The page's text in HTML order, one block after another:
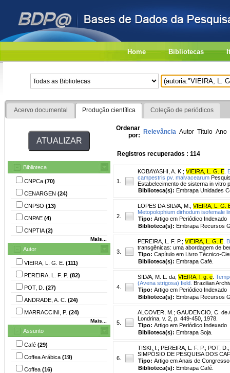
Home Bibliotecas
Acervo documental Produção científica Coleção de periódicos
Biblioteca
CNPCa (70)
CENARGEN (24)
CNPSO (13)
CNPAE (4)
CNPTIA(2)
Mais...
Autor
VIEIRA, L. G. E. (111)
PEREIRA, L. F. P. (82)
POT, D. (27)
ANDRADE, A. C. (24)
MARRACCINI, P. (24)
Mais...
Assunto
Café (29)
Coffea Arábica (19)
Coffea (16)
Ordenar
por: Relevância Autor Título Ano
Registros recuperados : 114
1.
KOBAYASHI, A. K. ; VIEIRA, L. G. E
campestris pv. malvacearum
Estabelecimento de sisterna in vitro
Biblioteca(s): Embrapa Unidades
2.
LOPES DA SILVA, M. ; VIEIRA, L. G.
Metopolophium dirhodum isofemale
Tipo: Artigo em Periódico Indexado
Biblioteca(s): Embrapa Recursos
3.
PEREIRA, L. F. P. ; VIEIRA, L. G. E
transgênicas: uma abordagem de
Tipo: Capítulo em Livro Técnico-
Biblioteca(s): Embrapa Café.
4.
SILVA, M. L. da; VIEIRA, l. g. e
(Avena strigosa) field. Brazilian
Tipo: Artigo em Periódico Indexado
Biblioteca(s): Embrapa Recursos
5.
ALCOVER, M. ; GAUDENCIO, C. de
Londrina, v. 2, p. 449-450, 1978.
Tipo: Artigo em Periódico Indexado
Biblioteca(s): Embrapa Soja.
6.
TISKI, I. ; PEREIRA, L. F. P. ; POT, D.
SIMPÓSIO DE PESQUISA DOS
Tipo: Artigo em Anais de Congresso
Biblioteca(s): Embrapa Café.